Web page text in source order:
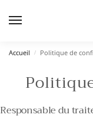
Accueil / Politique de
Responsable du